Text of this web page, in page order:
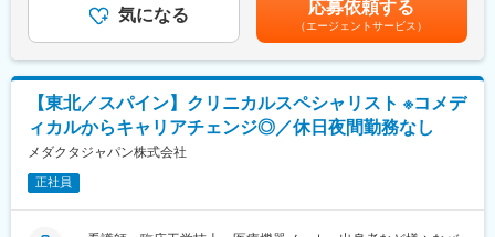
■部署構成
東日本エリアマネージャー：１名
東日本エリアメンバー：５名
■企業の魅力
新規事業の拡大期に携わり、戦略構築から現場対応まで幅広い経
験を積めます。
また、WLBを重視する社長方針があり、裁量が大きく新しいこと
に挑戦できる環境です。多様な背景を持つ中途入社の方が活躍し
担当エリアの病院（主に医師）に対し、当社にて扱っている製品
を提案していただきます。医師のニーズを掘り下げた上で解決に
最適なソリューションを提案する、コンサルティングのような営
業スタイルになります。
＜具体的な業務内容＞
・担当する製品の提案、技術サポート（手術の立会いあり）
・最新の医療関連情報の提供、医療機関へのサポート（勉強・セ
ミナーの主催など）
ンティブを含む金額です。賃金はあくまでも目安の金額であり、
選考を通じて上下する可能性があります。月給(月額)は固定手当を
含めた表記です。
気になる 応募依頼する
（エージェントサービス）
【東北／スパイン】クリニカルスペシャリスト ※コメデ
ィカルからキャリアチェンジ◎／休日夜間勤務なし
メダクタジャパン株式会社
正社員